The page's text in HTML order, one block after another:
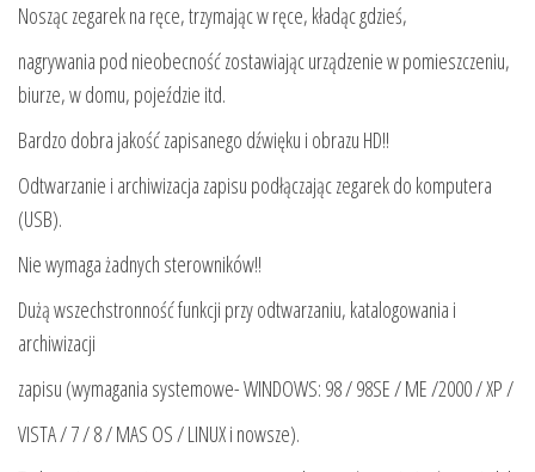
Nosząc zegarek na ręce, trzymając w ręce, kładąc gdzieś,
nagrywania pod nieobecność zostawiając urządzenie w pomieszczeniu,
biurze, w domu, pojeździe itd.
Bardzo dobra jakość zapisanego dźwięku i obrazu HD!!
Odtwarzanie i archiwizacja zapisu podłączając zegarek do komputera
(USB).
Nie wymaga żadnych sterowników!!
Dużą wszechstronność funkcji przy odtwarzaniu, katalogowania i
archiwizacji
zapisu (wymagania systemowe- WINDOWS: 98 / 98SE / ME /2000 / XP /
VISTA / 7 / 8 / MAS OS / LINUX i nowsze).